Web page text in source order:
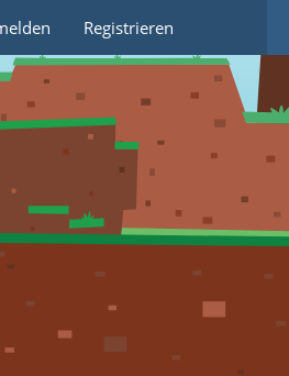
Registrieren